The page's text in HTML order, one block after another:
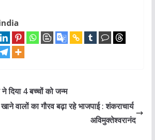
ने दिया 4 बच्चों को जन्म
वालों का गौरव बढ़ा रहे भाजपाई : शंकराचार्य
अविमुक्तेश्वरानंद